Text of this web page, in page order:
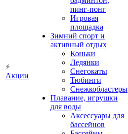
Акции
пинг-понг
Игровая
площадка
Зимний спорт и
активный отдых
Коньки
Ледянки
Снегокаты
Тюбинги
Снежкобластеры
Плавание, игрушки
для воды
Аксессуары для
бассейнов